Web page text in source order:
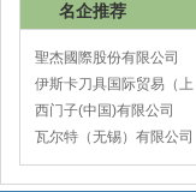
名企推荐
聖杰國際股份有限公司
伊斯卡刀具国际贸易（上
海）有限公司
西门子(中国)有限公司
瓦尔特（无锡）有限公司